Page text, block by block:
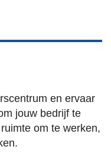
en ervaar
jouw bedrijf te
om te werken,